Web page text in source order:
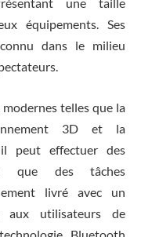
équipements. Ses
dans le milieu
telles que la
3D et la
il peut effectuer des
que des tâches
livré avec un
aux utilisateurs de
Bluetooth